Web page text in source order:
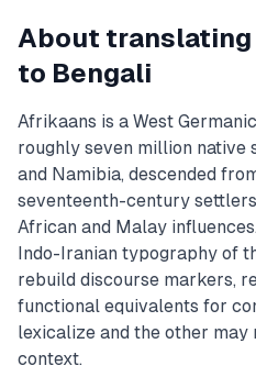
About translating
to Bengali
Afrikaans is a West
roughly seven million native
and Namibia, descended
seventeenth-century
African and Malay
Indo-Iranian typography of
rebuild discourse markers,
functional equivalents for
lexicalize and the other
context.